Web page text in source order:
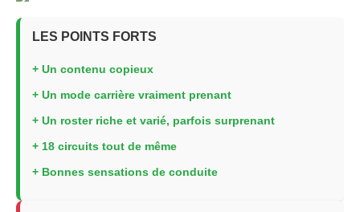
LES POINTS FORTS
+ Un contenu copieux
+ Un mode carrière vraiment prenant
+ Un roster riche et varié, parfois surprenant
+ 18 circuits tout de même
+ Bonnes sensations de conduite